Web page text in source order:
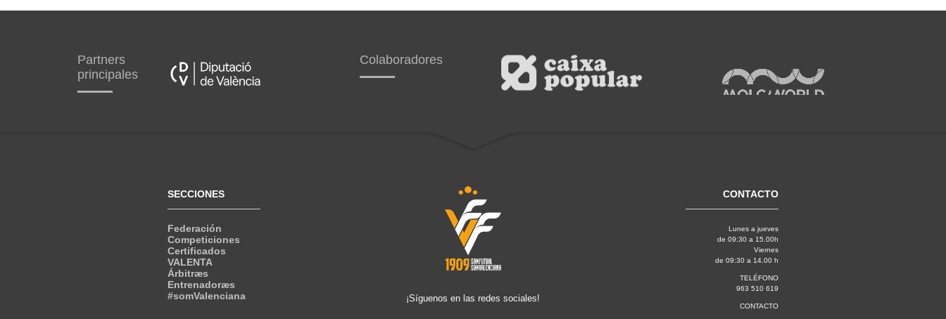
Partners
principales
Colaboradores
SECCIONES
Federación
Competiciones
Certificados
VALENTA
Árbitræs
Entrenadoræs
#somValenciana
¡Síguenos en las redes sociales!
CONTACTO
Lunes a jueves
de 09:30 a 15.00h
Viernes
de 09:30 a 14.00 h
TELÉFONO
963 510 619
CONTACTO